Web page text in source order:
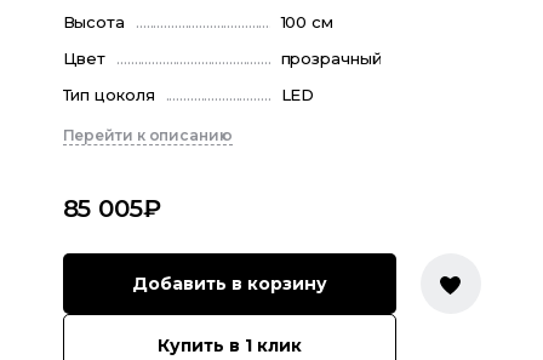
Высота
100 см
Цвет
прозрачный
Тип цоколя
LED
Перейти к описанию
85 005₽
Добавить в корзину
Купить в 1 клик